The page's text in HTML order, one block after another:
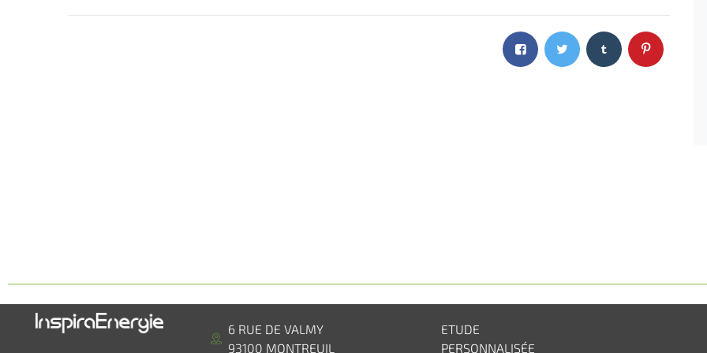
6 RUE DE VALMY
93100 MONTREUIL
ETUDE
PERSONNALISÉE